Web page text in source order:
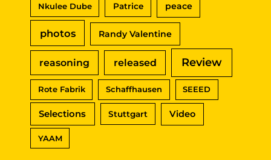
Nkulee Dube Patrice peace
photos Randy Valentine
reasoning released Review
Rote Fabrik Schaffhausen SEEED
Selections Stuttgart Video
YAAM